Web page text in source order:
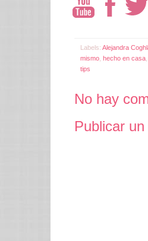
Labels: Alejandra
mismo hecho en casa
tips
No hay
Publicar